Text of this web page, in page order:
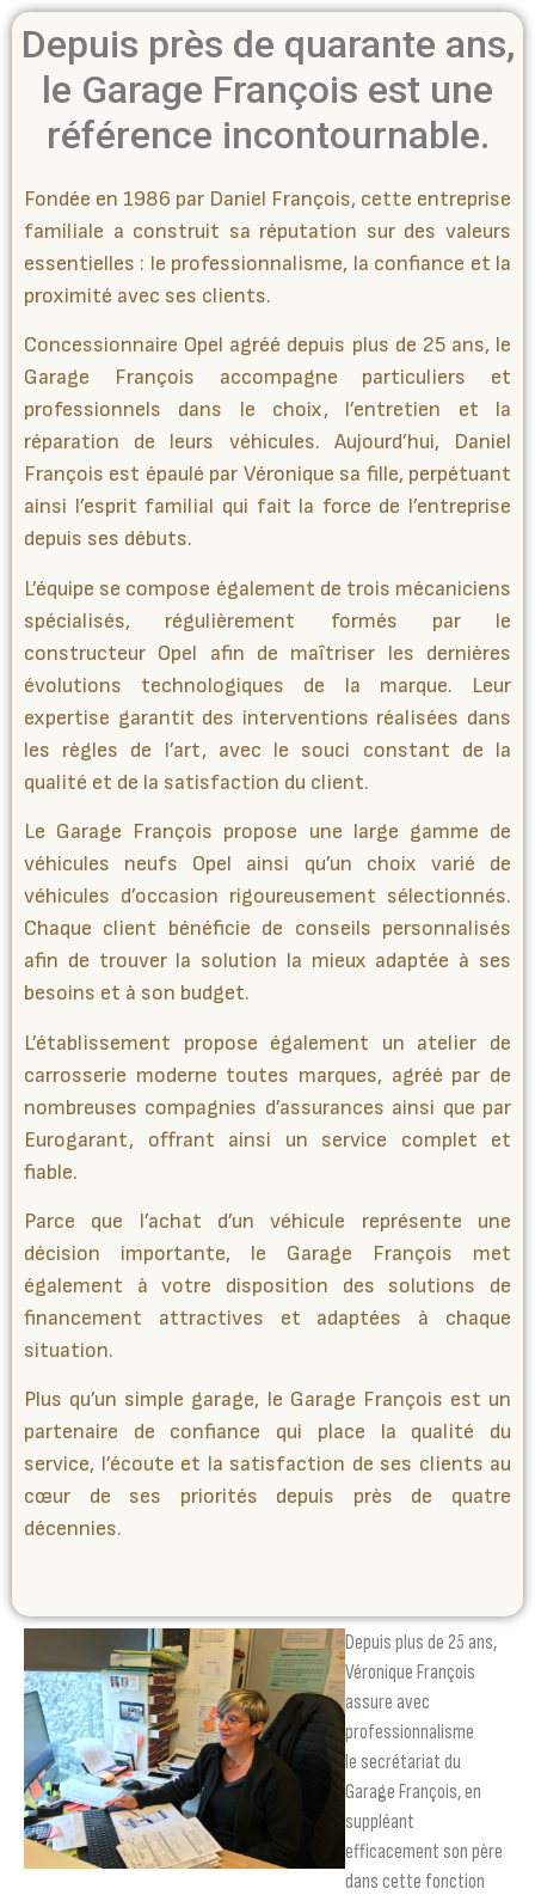
Depuis près de quarante ans,
le Garage François est une
référence incontournable.
Fondée en 1986 par Daniel François, cette entreprise
familiale a construit sa réputation sur des valeurs
essentielles : le professionnalisme, la confiance et la
proximité avec ses clients.
Concessionnaire Opel agréé depuis plus de 25 ans, le
Garage François accompagne particuliers et
professionnels dans le choix, l’entretien et la
réparation de leurs véhicules. Aujourd’hui, Daniel
François est épaulé par Véronique sa fille, perpétuant
ainsi l’esprit familial qui fait la force de l’entreprise
depuis ses débuts.
L’équipe se compose également de trois mécaniciens
spécialisés, régulièrement formés par le
constructeur Opel afin de maîtriser les dernières
évolutions technologiques de la marque. Leur
expertise garantit des interventions réalisées dans
les règles de l’art, avec le souci constant de la
qualité et de la satisfaction du client.
Le Garage François propose une large gamme de
véhicules neufs Opel ainsi qu’un choix varié de
véhicules d’occasion rigoureusement sélectionnés.
Chaque client bénéficie de conseils personnalisés
afin de trouver la solution la mieux adaptée à ses
besoins et à son budget.
L’établissement propose également un atelier de
carrosserie moderne toutes marques, agréé par de
nombreuses compagnies d’assurances ainsi que par
Eurogarant, offrant ainsi un service complet et
fiable.
Parce que l’achat d’un véhicule représente une
décision importante, le Garage François met
également à votre disposition des solutions de
financement attractives et adaptées à chaque
situation.
Plus qu’un simple garage, le Garage François est un
partenaire de confiance qui place la qualité du
service, l’écoute et la satisfaction de ses clients au
cœur de ses priorités depuis près de quatre
décennies.
Depuis plus de 25 ans,
Véronique François
assure avec
professionnalisme
le secrétariat du
Garage François, en
suppléant
efficacement son père
dans cette fonction